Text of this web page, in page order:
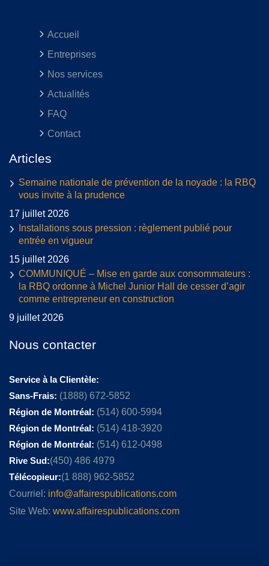
Accueil
Entreprises
Nos services
Actualités
FAQ
Contact
Articles
Semaine nationale de prévention de la noyade : la RBQ
vous invite à la prudence
17 juillet 2026
Installations sous pression : règlement publié pour
entrée en vigueur
15 juillet 2026
COMMUNIQUÉ – Mise en garde aux consommateurs :
la RBQ ordonne à Michel Junior Hall de cesser d’agir
comme entrepreneur en construction
9 juillet 2026
Nous contacter
Service à la Clientèle:
Sans-Frais: (1888) 672-5852
Région de Montréal: (514) 600-5994
Région de Montréal: (514) 418-3920
Région de Montréal: (514) 612-0498
Rive Sud:(450) 486 4979
Télécopieur:(1 888) 962-5852
Courriel: info@affairespublications.com
Site Web: www.affairespublications.com